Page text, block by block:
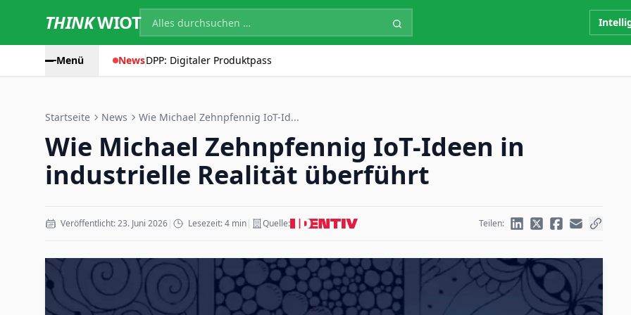
THINKWIOT
Menü NewsDPP: Digitaler Produktpass
Startseite News Wie Michael Zehnpfennig IoT-Id...
Wie Michael Zehnpfennig IoT-Ideen in
industrielle Realität überführt
Veröffentlicht: 23. Juni 2026| Lesezeit: 4 min| Quelle: Teilen: